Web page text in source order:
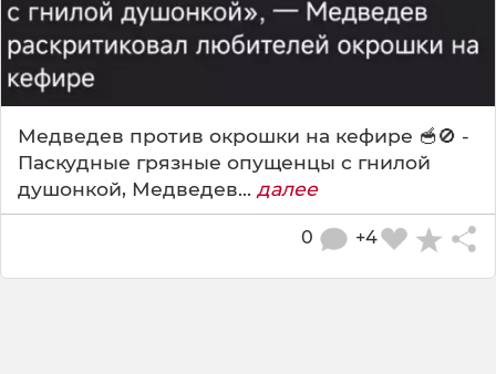
Медведев против окрошки на кефире 🥣🚫 -
Паскудные грязные опущенцы с гнилой
душонкой, Медведев... далее
+4
0